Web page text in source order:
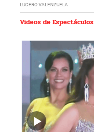
LUCERO VALENZUELA
Videos de Espectáculos